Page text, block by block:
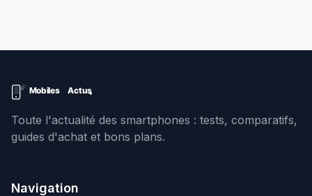
Toute l'actualité des smartphones : tests, comparatifs,
guides d'achat et bons plans.
Navigation